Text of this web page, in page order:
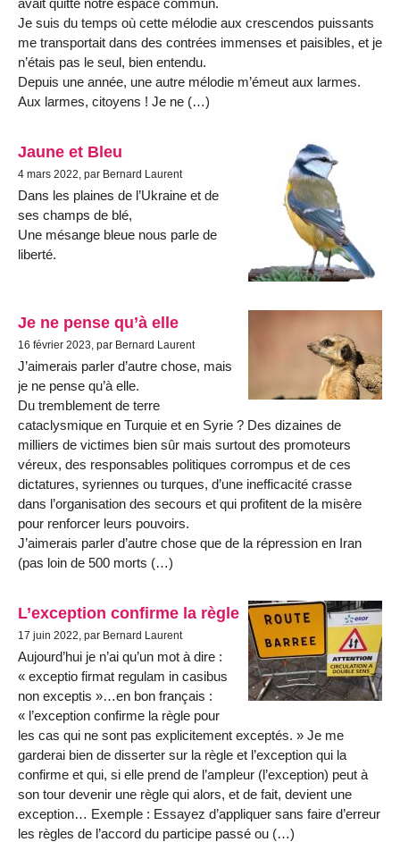
avait quitté notre espace commun.
Je suis du temps où cette mélodie aux crescendos puissants
me transportait dans des contrées immenses et paisibles, et je
n’étais pas le seul, bien entendu.
Depuis une année, une autre mélodie m’émeut aux larmes.
Aux larmes, citoyens ! Je ne (…)
Jaune et Bleu
4 mars 2022, par Bernard Laurent
Dans les plaines de l’Ukraine et de
ses champs de blé,
Une mésange bleue nous parle de
liberté.
Je ne pense qu’à elle
16 février 2023, par Bernard Laurent
J’aimerais parler d’autre chose, mais
je ne pense qu’à elle.
Du tremblement de terre
cataclysmique en Turquie et en Syrie ? Des dizaines de
milliers de victimes bien sûr mais surtout des promoteurs
véreux, des responsables politiques corrompus et de ces
dictatures, syriennes ou turques, d’une inefficacité crasse
dans l’organisation des secours et qui profitent de la misère
pour renforcer leurs pouvoirs.
J’aimerais parler d’autre chose que de la répression en Iran
(pas loin de 500 morts (…)
L’exception confirme la règle
17 juin 2022, par Bernard Laurent
Aujourd’hui je n’ai qu’un mot à dire :
« exceptio firmat regulam in casibus
non exceptis »…en bon français :
« l’exception confirme la règle pour
les cas qui ne sont pas explicitement exceptés. » Je me
garderai bien de disserter sur la règle et l’exception qui la
confirme et qui, si elle prend de l’ampleur (l’exception) peut à
son tour devenir une règle qui alors, et de fait, devient une
exception… Exemple : Essayez d’appliquer sans faire d’erreur
les règles de l’accord du participe passé ou (…)